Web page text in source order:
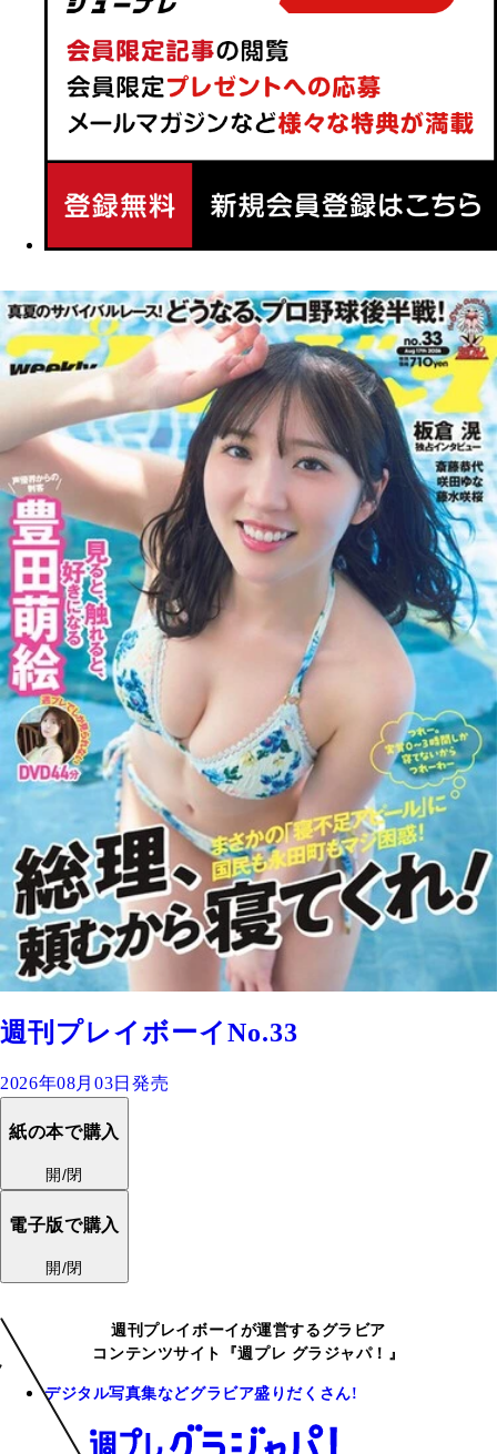
週刊プレイボーイNo.33
2026年08月03日発売
紙の本で購入
開/閉
電子版で購入
開/閉
週刊プレイボーイが運営するグラビア
コンテンツサイト『週プレ グラジャパ！』
デジタル写真集などグラビア盛りだくさん!